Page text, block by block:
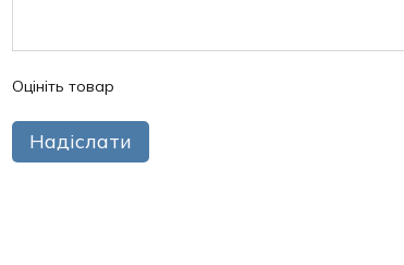
Оцініть товар
Надіслати